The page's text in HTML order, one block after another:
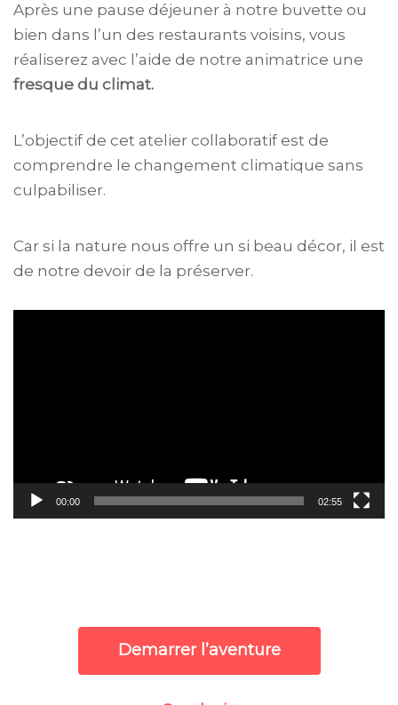
Après une pause déjeuner à notre buvette ou
bien dans l’un des restaurants voisins, vous
réaliserez avec l’aide de notre animatrice une
fresque du climat.
L’objectif de cet atelier collaboratif est de
comprendre le changement climatique sans
culpabiliser.
Car si la nature nous offre un si beau décor, il est
de notre devoir de la préserver.
00:00 02:55
Demarrer l’aventure